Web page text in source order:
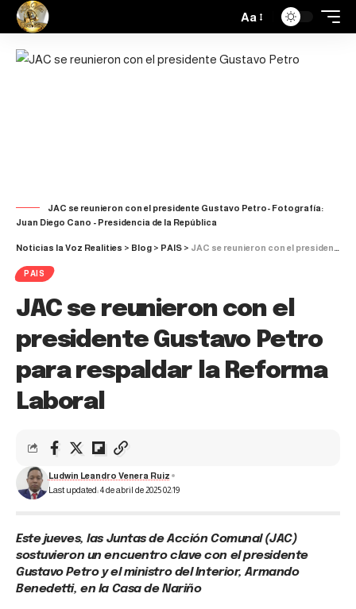
Aa
JAC se reunieron con el presidente Gustavo Petro- Fotografía:
Juan Diego Cano - Presidencia de la República
Noticias la Voz Realities > Blog > PAIS > JAC se reunieron con el presidente Gustavo Petro para respaldar la Reforma Laboral
PAIS
JAC se reunieron con el
presidente Gustavo Petro
para respaldar la Reforma
Laboral
Last updated: 4 de abril de 2025 02:19
Ludwin Leandro Venera Ruiz
Este jueves, las Juntas de Acción Comunal (JAC)
sostuvieron un encuentro clave con el presidente
Gustavo Petro y el ministro del Interior, Armando
Benedetti, en la Casa de Nariño